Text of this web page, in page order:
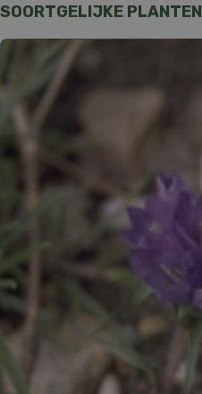
SOORTGELIJKE PLANTEN